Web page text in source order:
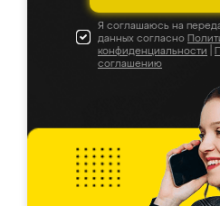
Я соглашаюсь на
данных согласно
конфиденциальности
соглашению